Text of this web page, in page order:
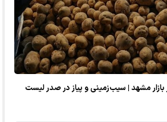
مشهد | سیب‌زمینی و پیاز در صدر لیست